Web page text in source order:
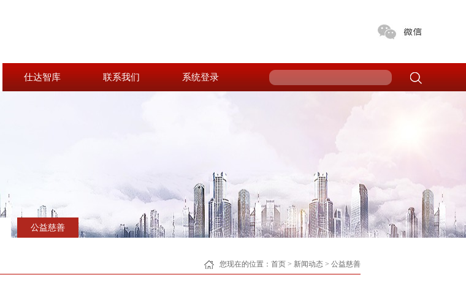
仕达智库 联系我们 系统登录
公益慈善
您现在的位置： 首页 > 新闻动态 > 公益慈善